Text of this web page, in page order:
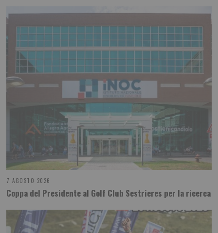
7 AGOSTO 2026
Coppa del Presidente al Golf Club Sestrieres per la ricerca